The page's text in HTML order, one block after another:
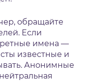
обращайте
Если
имена —
известные и
Анонимные